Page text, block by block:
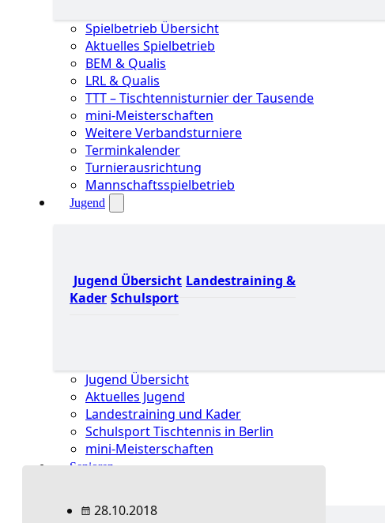
Spielbetrieb Übersicht
Aktuelles Spielbetrieb
BEM & Qualis
LRL & Qualis
TTT – Tischtennisturnier der Tausende
mini-Meisterschaften
Weitere Verbandsturniere
Terminkalender
Turnierausrichtung
Mannschaftsspielbetrieb
Jugend
Jugend Übersicht Landestraining &
Kader Schulsport
Jugend Übersicht
Aktuelles Jugend
Landestraining und Kader
Schulsport Tischtennis in Berlin
mini-Meisterschaften
Senioren
28.10.2018